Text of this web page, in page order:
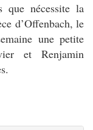
que nécessite la
d’Offenbach, le
une petite
et Renjamin